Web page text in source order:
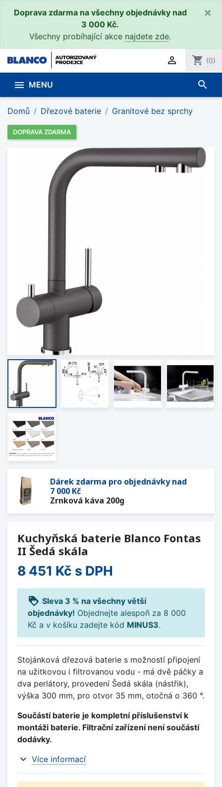
Doprava zdarma na všechny objednávky nad
3 000 Kč.
Všechny probíhající akce najdete zde.
×
 shopping_cart (0)
 MENU search
Domů Dřezové baterie Granitové bez sprchy
DOPRAVA ZDARMA
Dárek zdarma pro objednávky nad
7 000 Kč
Zrnková káva 200g
Kuchyňská baterie Blanco Fontas
II Šedá skála
8 451 Kč s DPH
loyalty Sleva 3 % na všechny větší
objednávky! Objednejte alespoň za 8 000
Kč a v košíku zadejte kód MINUS3.
Stojánková dřezová baterie s možností připojení
na užitkovou i filtrovanou vodu - má dvě páčky a
dva perlátory, provedení Šedá skála (nástřik),
výška 300 mm, pro otvor 35 mm, otočná o 360 °.
Součástí baterie je kompletní příslušenství k
montáži baterie. Filtrační zařízení není součástí
dodávky.
expand_more Více informací